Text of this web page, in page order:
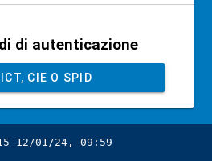
di autenticazione
CIE O SPID
12/01/24, 09:59